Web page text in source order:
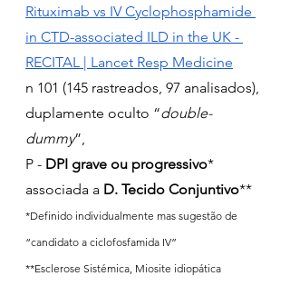
Rituximab vs IV Cyclophosphamide
in CTD-associated ILD in the UK -
RECITAL | Lancet Resp Medicine
n 101 (145 rastreados, 97 analisados),
duplamente oculto “double-
dummy”,
P - DPI grave ou progressivo*
associada a D. Tecido Conjuntivo**
*Definido individualmente mas sugestão de
“candidato a ciclofosfamida IV”
**Esclerose Sistémica, Miosite idiopática